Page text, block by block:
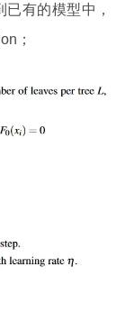
有的模型中，
；